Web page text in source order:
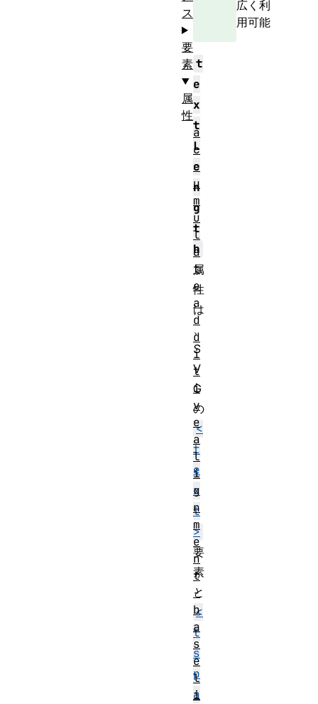
広く利
用可能
t
e
x
t
L
e
n
g
t
h
属
性
は
、
S
V
G
の
<
t
e
x
t
>
要
素
と
<
t
s
p
a
ス
要
素
属
性
a
c
c
u
m
u
l
a
t
e
a
d
d
i
t
i
v
e
a
l
i
g
n
m
e
n
t
-
b
a
s
e
l
i